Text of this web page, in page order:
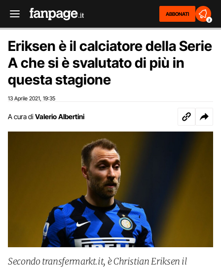
ABBONATI
2
Eriksen è il calciatore della Serie
A che si è svalutato di più in
questa stagione
13 Aprile 2021 19:35
A cura di Valerio Albertini
Secondo transfermarkt.it, è Christian Eriksen il